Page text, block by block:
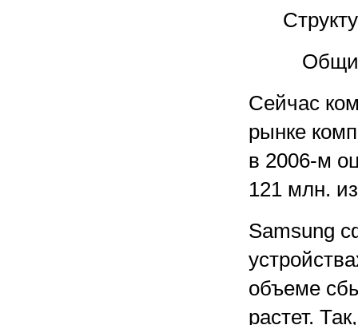
Сейчас
рынке
в 2006-м
121 млн.
Samsung
объеме
растет.